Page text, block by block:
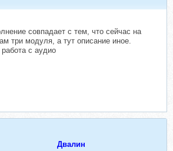
совпадает с тем, что сейчас на
три модуля, а тут описание иное.
с аудио
Двалин